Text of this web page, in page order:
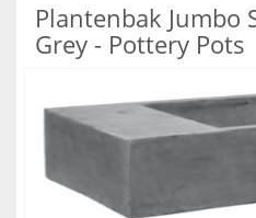
Plantenbak Jumbo
Grey - Pottery Pots